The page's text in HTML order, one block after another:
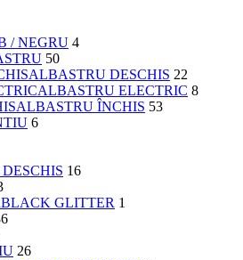
/ NEGRU 4
50
ALBASTRU DESCHIS 22
ALBASTRU ELECTRIC 8
ALBASTRU ÎNCHIS 53
6
DESCHIS 16
BLACK GLITTER 1
26